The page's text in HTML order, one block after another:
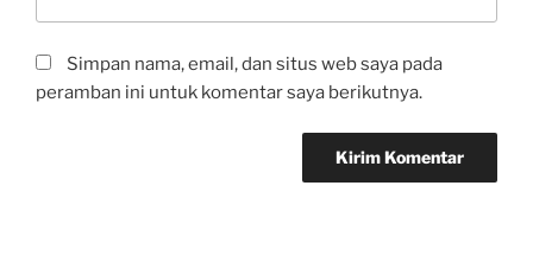
Simpan nama, email, dan situs web saya pada
peramban ini untuk komentar saya berikutnya.